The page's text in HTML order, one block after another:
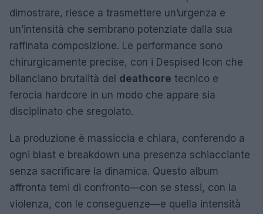
dimostrare, riesce a trasmettere un’urgenza e
un’intensità che sembrano potenziate dalla sua
raffinata composizione. Le performance sono
chirurgicamente precise, con i Despised Icon che
bilanciano brutalità del deathcore tecnico e
ferocia hardcore in un modo che appare sia
disciplinato che sregolato.
La produzione è massiccia e chiara, conferendo a
ogni blast e breakdown una presenza schiacciante
senza sacrificare la dinamica. Questo album
affronta temi di confronto—con se stessi, con la
violenza, con le conseguenze—e quella intensità